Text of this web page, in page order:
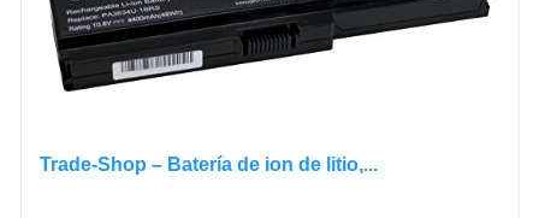
Trade-Shop – Batería de ion de litio,...